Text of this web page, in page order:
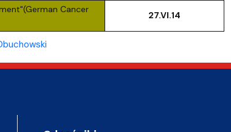
Cancer
27.VI.14